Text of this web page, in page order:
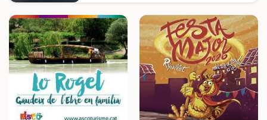
del pantà de Sant Llorenç de Montgai; un
itinerari que es pot fer més o menys llarg en
funció de l'energia…